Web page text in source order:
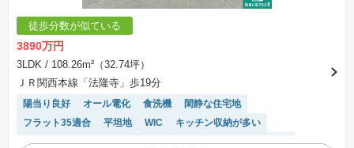
徒歩分数が似ている
3890万円
3LDK / 108.26m²（32.74坪）
ＪＲ関西本線「法隆寺」歩19分
陽当り良好 オール電化 食洗機
閑静な住宅地
フラット35適合
平坦地 WIC
キッチン収納が多い
浴室乾燥機
窓付き浴室 対面キッチン
システムキッチン